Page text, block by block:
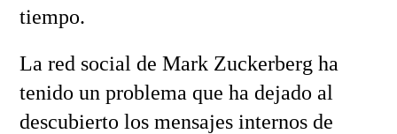
tiempo.
La red social de Mark Zuckerberg ha
tenido un problema que ha dejado al
descubierto los mensajes internos de